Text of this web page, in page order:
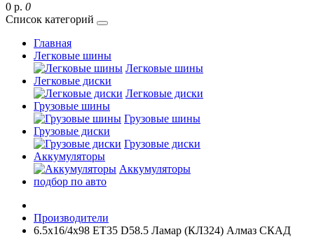
0 р. 0
Список категорий
Главная
Легковые шины
Легковые шины
Легковые диски
Легковые диски
Грузовые шины
Грузовые шины
Грузовые диски
Грузовые диски
Аккумуляторы
Аккумуляторы
подбор по авто
Производители
6.5x16/4x98 ET35 D58.5 Ламар (КЛ324) Алмаз СКАД